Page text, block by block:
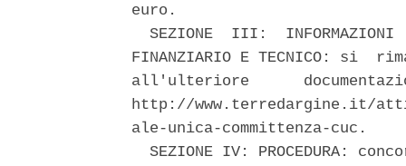
euro.
SEZIONE  III:  INFORMAZIONI
FINANZIARIO E TECNICO:
all'ulteriore
http://www.terredargine.it/
ale-unica-committenza-cuc.
SEZIONE IV: PROCEDURA: